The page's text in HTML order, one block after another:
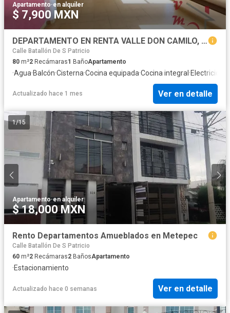
Apartamento·en alquiler
$ 7,900 MXN
DEPARTAMENTO EN RENTA VALLE DON CAMILO, TOLUCA EDOMEX
Calle Batallón De S Patricio
80 m²2 Recámaras1 BañoApartamento
·Agua·Balcón·Cisterna·Cocina equipada·Cocina integral·Electricidad
Actualizado hace 1 mes Ver en detalle
1/15
Apartamento·en alquiler
$ 18,000 MXN
Rento Departamentos Amueblados en Metepec
Calle Batallón De S Patricio
60 m²2 Recámaras2 BañosApartamento
·Estacionamiento
Actualizado hace 0 semanas Ver en detalle